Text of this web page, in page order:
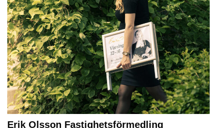
Erik Olsson Fastighetsförmedling